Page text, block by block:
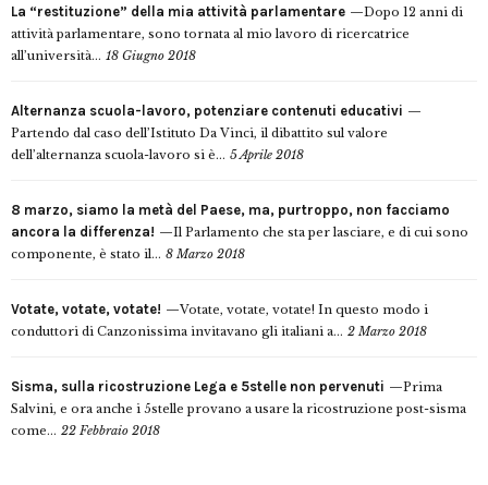
La “restituzione” della mia attività parlamentare
Dopo 12 anni di
attività parlamentare, sono tornata al mio lavoro di ricercatrice
all’università... 18 Giugno 2018
Alternanza scuola-lavoro, potenziare contenuti educativi
Partendo dal caso dell’Istituto Da Vinci, il dibattito sul valore
dell’alternanza scuola-lavoro si è... 5 Aprile 2018
8 marzo, siamo la metà del Paese, ma, purtroppo, non facciamo
ancora la differenza!
Il Parlamento che sta per lasciare, e di cui sono
componente, è stato il... 8 Marzo 2018
Votate, votate, votate!
Votate, votate, votate! In questo modo i
conduttori di Canzonissima invitavano gli italiani a... 2 Marzo 2018
Sisma, sulla ricostruzione Lega e 5stelle non pervenuti
Prima
Salvini, e ora anche i 5stelle provano a usare la ricostruzione post-sisma
come... 22 Febbraio 2018